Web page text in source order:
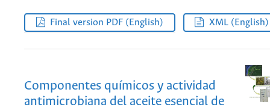
Final version PDF (English) XML (English)
Componentes químicos y actividad
antimicrobiana del aceite esencial de